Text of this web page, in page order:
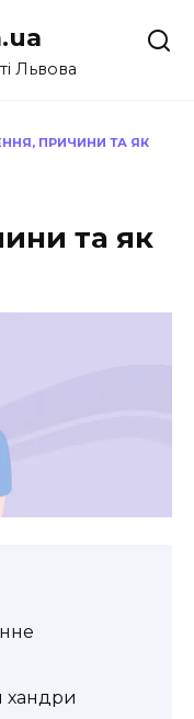
Львова
ПРИЧИНИ ТА ЯК
та як